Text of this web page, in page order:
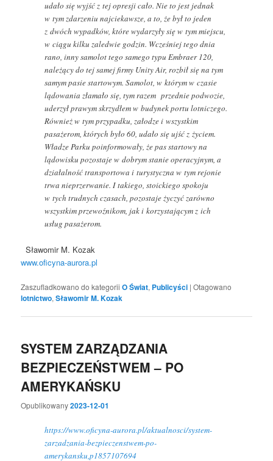
udało się wyjść z tej opresji cało. Nie to jest jednak
w tym zdarzeniu najciekawsze, a to, że był to jeden
z dwóch wypadków, które wydarzyły się w tym miejscu,
w ciągu kilku zaledwie godzin. Wcześniej tego dnia
rano, inny samolot tego samego typu Embraer 120,
należący do tej samej firmy Unity Air, rozbił się na tym
samym pasie startowym. Samolot, w którym w czasie
lądowania złamało się, tym razem przednie podwozie,
uderzył prawym skrzydłem w budynek portu lotniczego.
Również w tym przypadku, załodze i wszystkim
pasażerom, których było 60, udało się ujść z życiem.
Władze Parku poinformowały, że pas startowy na
lądowisku pozostaje w dobrym stanie operacyjnym, a
działalność transportowa i turystyczna w tym rejonie
trwa nieprzerwanie. I takiego, stoickiego spokoju
w tych trudnych czasach, pozostaje życzyć zarówno
wszystkim przewoźnikom, jak i korzystającym z ich
usług pasażerom.
Sławomir M. Kozak
www.oficyna-aurora.pl
Zaszufladkowano do kategorii O Świat, Publicyści |Otagowano
lotnictwo,Sławomir M. Kozak
SYSTEM ZARZĄDZANIA
BEZPIECZEŃSTWEM – PO
AMERYKAŃSKU
Opublikowany2023-12-01
https://www.oficyna-aurora.pl/aktualnosci/system-
zarzadzania-bezpieczenstwem-po-
amerykansku,p1857107694